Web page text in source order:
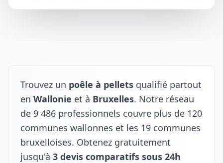
Trouvez un poêle à pellets qualifié partout
en Wallonie et à Bruxelles. Notre réseau
de 9 486 professionnels couvre plus de 120
communes wallonnes et les 19 communes
bruxelloises. Obtenez gratuitement
jusqu'à 3 devis comparatifs sous 24h